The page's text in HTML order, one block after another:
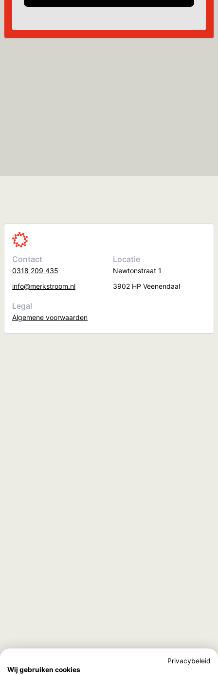
Contact
0318 209 435
info@merkstroom.nl
Locatie
Newtonstraat 1
3902 HP Veenendaal
Legal
Algemene voorwaarden
Privacybeleid
Wij gebruiken cookies